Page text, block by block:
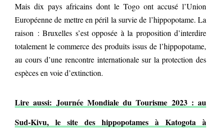
Mais dix pays africains dont le Togo ont accusé l’Union
Européenne de mettre en péril la survie de l’hippopotame. La
raison : Bruxelles s’est opposée à la proposition d’interdire
totalement le commerce des produits issus de l’hippopotame,
au cours d’une rencontre internationale sur la protection des
espèces en voie d’extinction.
Lire aussi: Journée Mondiale du Tourisme 2023 : au
Sud-Kivu, le site des hippopotames à Katogota à